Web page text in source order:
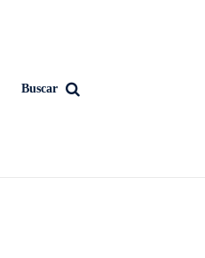
Buscar